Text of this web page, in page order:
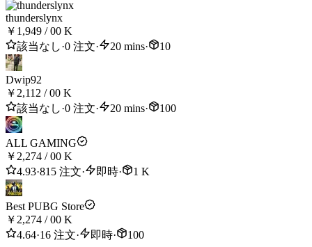
After payment,u must send to us UID Profile of PUBG
Account
And we will send to as fast we can !
provide the best service!
Have a great day! Have fun, gamers!
Thank you! Please leave feedback after your purchase ❤️‍🩹
thunderslynx
￥1,949 /00 K
該当なし·0 注文· 20 mins· 10
Dwip92
￥2,112 /00 K
該当なし·0 注文· 20 mins· 100
ALL GAMING
￥2,274 /00 K
4.93·815 注文· 即時· 1 K
Best PUBG Store
￥2,274 /00 K
4.64·16 注文· 即時· 100